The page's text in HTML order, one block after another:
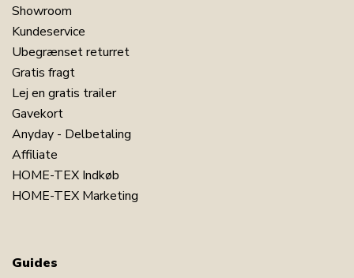
Showroom
Kundeservice
Ubegrænset returret
Gratis fragt
Lej en gratis trailer
Gavekort
Anyday - Delbetaling
Affiliate
HOME-TEX Indkøb
HOME-TEX Marketing
Guides